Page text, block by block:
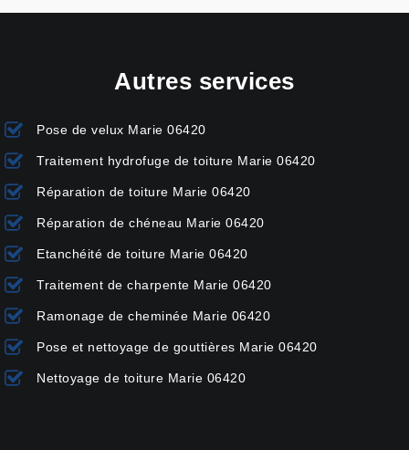
Autres services
Pose de velux Marie 06420
Traitement hydrofuge de toiture Marie 06420
Réparation de toiture Marie 06420
Réparation de chéneau Marie 06420
Etanchéité de toiture Marie 06420
Traitement de charpente Marie 06420
Ramonage de cheminée Marie 06420
Pose et nettoyage de gouttières Marie 06420
Nettoyage de toiture Marie 06420